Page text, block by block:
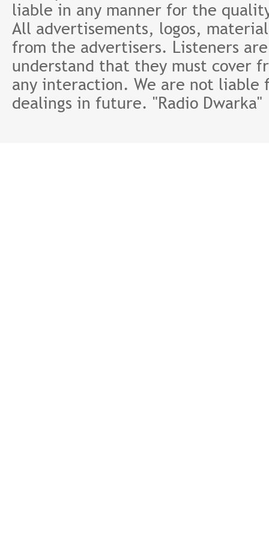
liable in any manner for the
All advertisements, logos,
from the advertisers. Listeners
understand that they must cover
any interaction. We are not
dealings in future. "Radio Dwarka"